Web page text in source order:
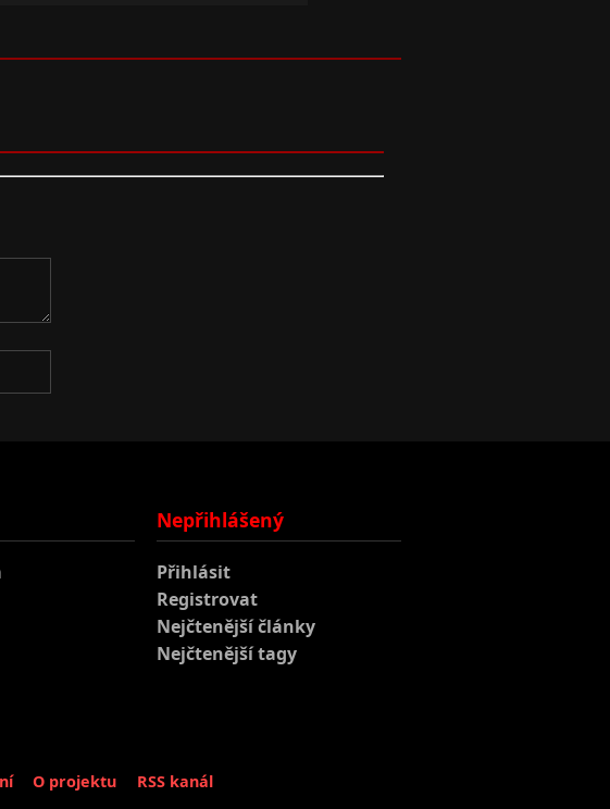
Nepřihlášený
Přihlásit
Registrovat
Nejčtenější články
Nejčtenější tagy
O projektu RSS kanál